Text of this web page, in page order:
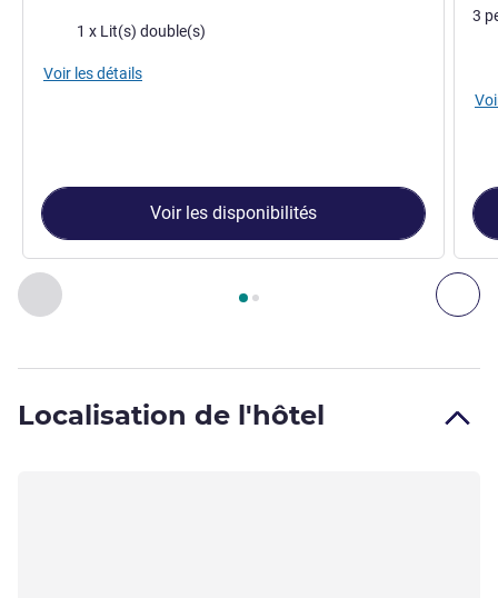
Précédent - Chambre
Page , Chambre 1 : Chambre standard avec 1 lit
Literie1 x Lit(s) double(s)
Voir les détails
Voir les disponibilités
3
Localisation de l'hôtel